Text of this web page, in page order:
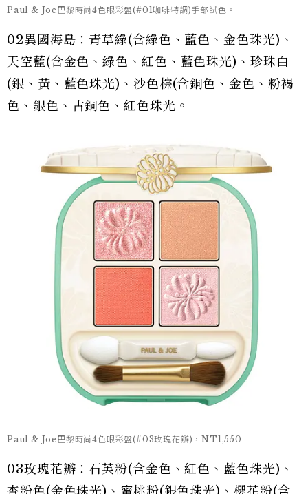
Paul & Joe巴黎時尚4色眼彩盤(#01咖啡特調)手部試色。
02異國海島：青草綠(含綠色、藍色、金色珠光)、
天空藍(含金色、綠色、紅色、藍色珠光)、珍珠白
(銀、黃、藍色珠光)、沙色棕(含銅色、金色、粉褐
色、銀色、古銅色、紅色珠光。
Paul & Joe巴黎時尚4色眼彩盤(#03玫瑰花瓣)，NT1,550
03玫瑰花瓣：石英粉(含金色、紅色、藍色珠光)、